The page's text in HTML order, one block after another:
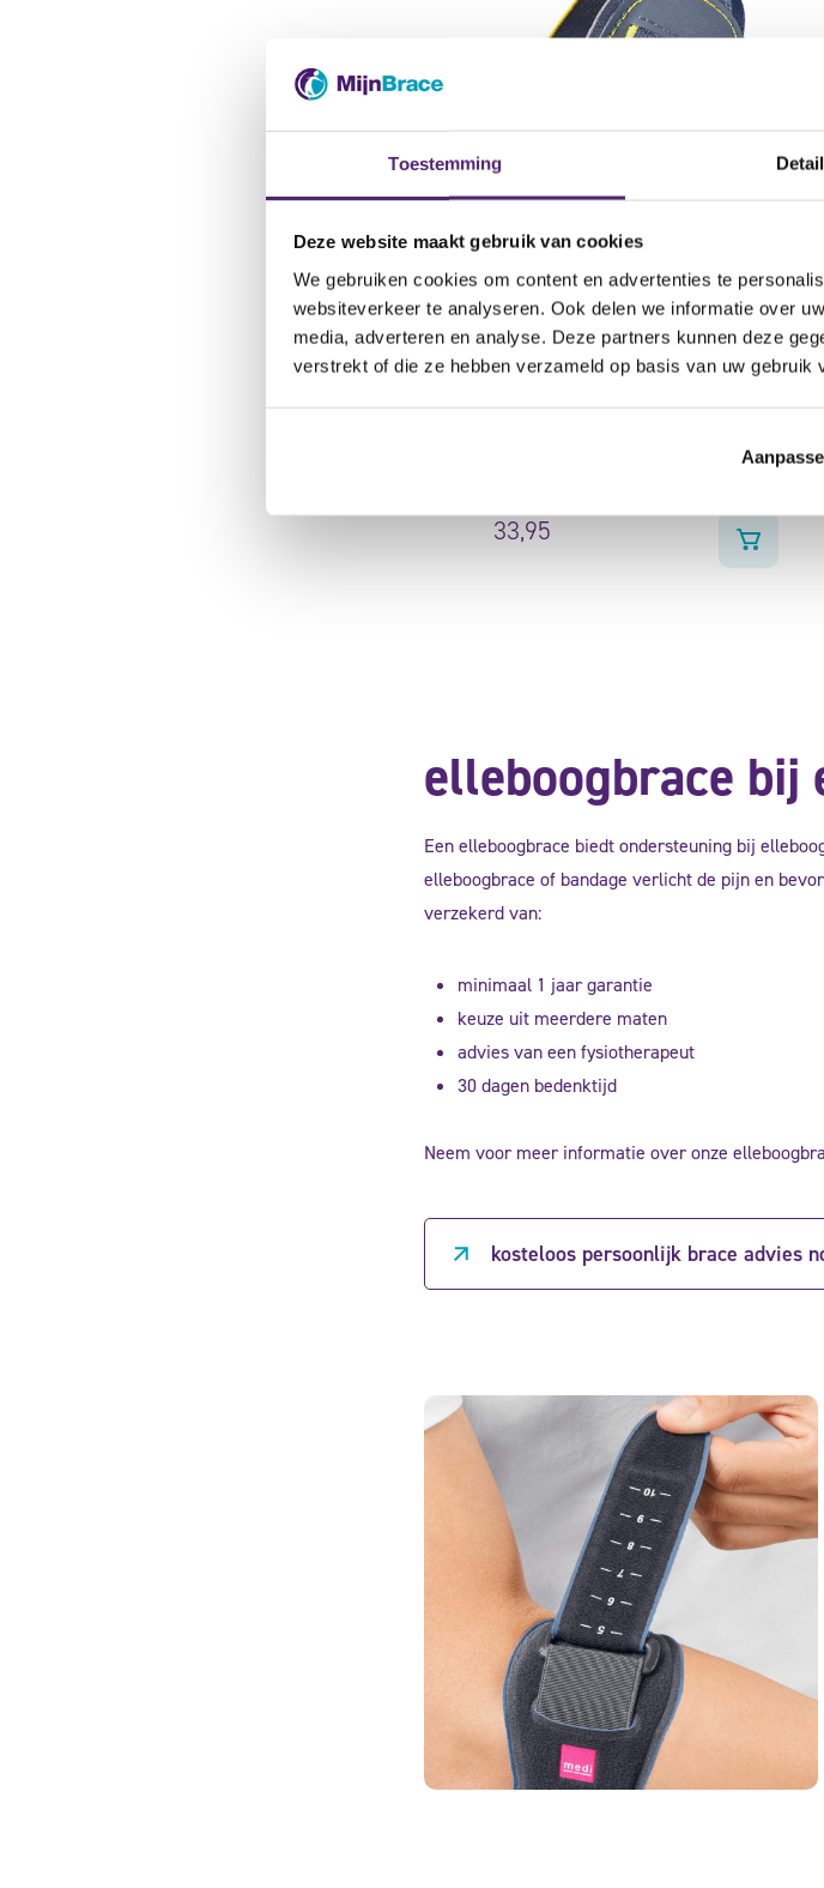
Toestemming
Deze website maakt gebruik van cookies
We gebruiken cookies om content en advertenties te
websiteverkeer te analyseren. Ook delen we informatie over
media, adverteren en analyse. Deze partners kunnen deze
verstrekt of die ze hebben verzameld op basis van uw gebruik
Push Sports Elleboogbrace
Gewaardeerd
ontlast de peesaanhechting
33,95
elleboogbrace bij
Een elleboogbrace biedt ondersteuning bij
elleboogbrace of bandage verlicht de pijn en
verzekerd van:
minimaal 1 jaar garantie
keuze uit meerdere maten
advies van een fysiotherapeut
30 dagen bedenktijd
Neem voor meer informatie over onze
kosteloos persoonlijk brace advies